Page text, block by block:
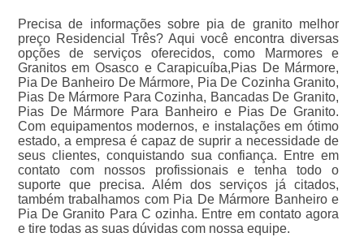
Precisa de informações sobre pia de granito melhor
preço Residencial Três? Aqui você encontra diversas
opções de serviços oferecidos, como Marmores e
Granitos em Osasco e Carapicuíba,Pias De Mármore,
Pia De Banheiro De Mármore, Pia De Cozinha Granito,
Pias De Mármore Para Cozinha, Bancadas De Granito,
Pias De Mármore Para Banheiro e Pias De Granito.
Com equipamentos modernos, e instalações em ótimo
estado, a empresa é capaz de suprir a necessidade de
seus clientes, conquistando sua confiança. Entre em
contato com nossos profissionais e tenha todo o
suporte que precisa. Além dos serviços já citados,
também trabalhamos com Pia De Mármore Banheiro e
Pia De Granito Para C ozinha. Entre em contato agora
e tire todas as suas dúvidas com nossa equipe.